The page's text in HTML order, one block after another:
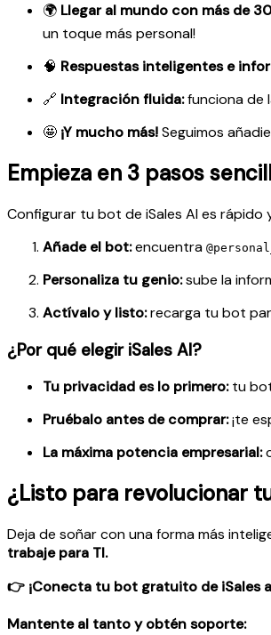
🌍 Llegar al mundo con más de
un toque más personal!
🧠 Respuestas inteligentes e
🔗 Integración fluida:funciona de
🤩 ¡Y mucho más!Seguimos
Empieza en 3 pasos
Configurar tu bot de iSales AI es rápido
Añade el bot:encuentra
Personaliza tu genio:sube la
Actívalo y listo:recarga tu bot
¿Por qué elegir iSales AI?
Tu privacidad es lo primero:tu bot
Pruébalo antes de comprar:¡te
La máxima potencia empresarial:
¿Listo para revolucionar
Deja de soñar con una forma más
trabaje para TI.
👉 ¡Conecta tu bot gratuito de iSales
Mantente al tanto y obtén soporte: